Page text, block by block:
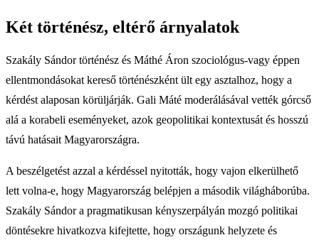
Két történész, eltérő árnyalatok
Szakály Sándor történész és Máthé Áron szociológus-vagy éppen
ellentmondásokat kereső történészként ült egy asztalhoz, hogy a
kérdést alaposan körüljárják. Gali Máté moderálásával vették górcső
alá a korabeli eseményeket, azok geopolitikai kontextusát és hosszú
távú hatásait Magyarországra.
A beszélgetést azzal a kérdéssel nyitották, hogy vajon elkerülhető
lett volna-e, hogy Magyarország belépjen a második világháborúba.
Szakály Sándor a pragmatikusan kényszerpályán mozgó politikai
döntésekre hivatkozva kifejtette, hogy országunk helyzete és